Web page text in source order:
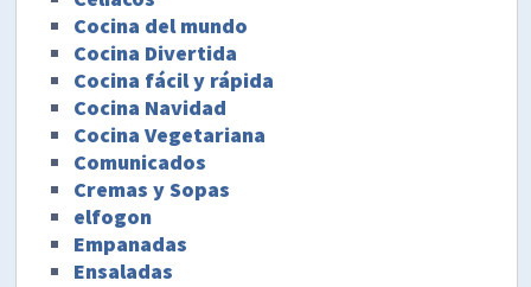
Cocina del mundo
Cocina Divertida
Cocina fácil y rápida
Cocina Navidad
Cocina Vegetariana
Comunicados
Cremas y Sopas
elfogon
Empanadas
Ensaladas